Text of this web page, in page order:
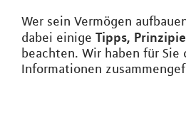
Wer sein Vermögen
dabei einige Tipps,
beachten. Wir haben für
Informationen